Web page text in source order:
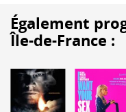
Également
Île-de-France :